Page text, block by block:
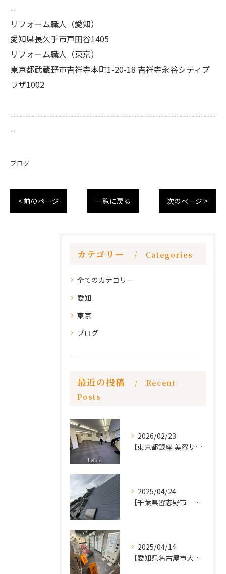
--
リフォーム職人（愛知）
愛知県長久手市戸田谷1405
リフォーム職人（東京）
東京都武蔵野市吉祥寺本町1-20-18 吉祥寺永谷シティプ
ラザ1002
--------------------------------------------------------------------
--
ブログ
< 前のページ 一覧に戻る 次のページ >
カテゴリー Categories
全てのカテゴリー
愛知
東京
ブログ
最近の投稿
Recent
Posts
2026/02/23
【東京都銀座 美容サロン店舗工事】
2025/04/24
【千葉県習志野市 戸建て 屋根の葺き替え工事】
2025/04/14
【愛知県名古屋市大須 カードショップ屋のリノベーション